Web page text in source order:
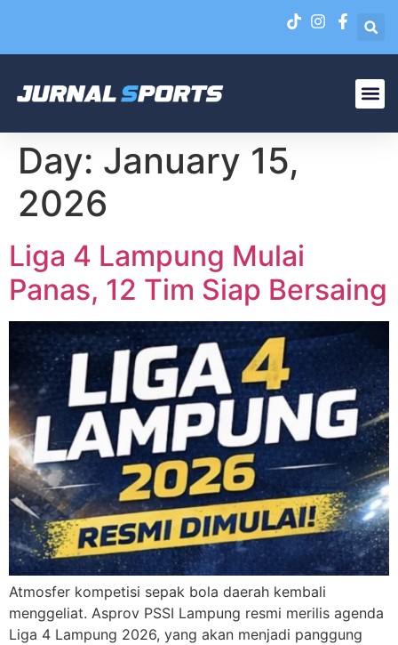
Day: January 15,
2026
Liga 4 Lampung Mulai
Panas, 12 Tim Siap Bersaing
Atmosfer kompetisi sepak bola daerah kembali
menggeliat. Asprov PSSI Lampung resmi merilis agenda
Liga 4 Lampung 2026, yang akan menjadi panggung